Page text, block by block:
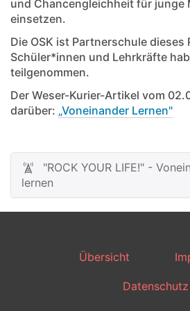
und Chancen­gleichheit für junge
einsetzen.
Die OSK ist Partnerschule
Schüler*innen und Lehrkräfte
teilgenommen.
Der Weser-Kurier-Artikel vom
darüber: „Voneinander Lernen"
N
a
v
"ROCK YOUR LIFE!" -
lernen
Übersicht
Datenschutz